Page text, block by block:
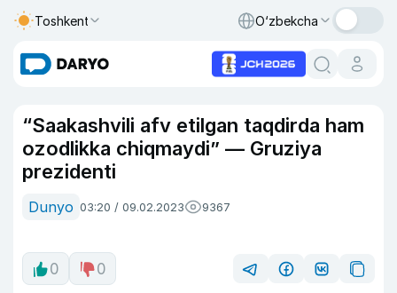
Toshkent O‘zbekcha
“Saakashvili afv etilgan taqdirda ham
ozodlikka chiqmaydi” — Gruziya
prezidenti
Dunyo 03:20 / 09.02.2023 9367
0 0